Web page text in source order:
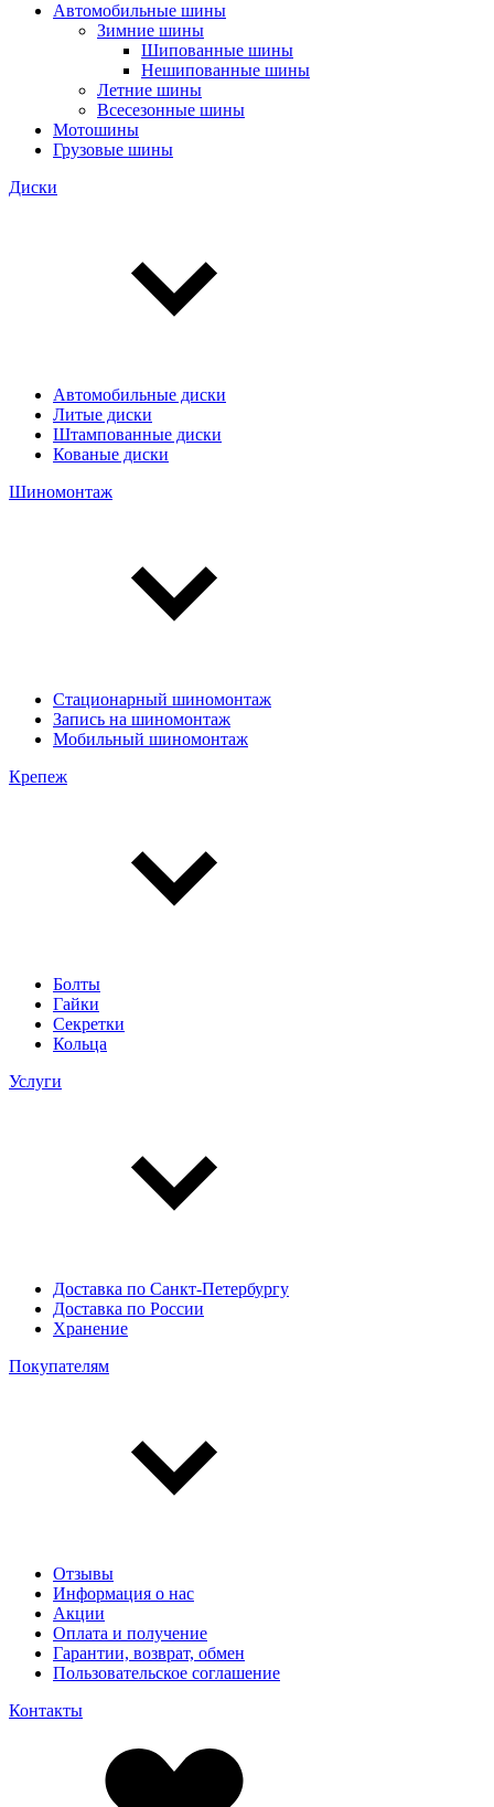
Автомобильные шины
Зимние шины
Шипованные шины
Нешипованные шины
Летние шины
Всесезонные шины
Мотошины
Грузовые шины
Диски
Автомобильные диски
Литые диски
Штампованные диски
Кованые диски
Шиномонтаж
Стационарный шиномонтаж
Запись на шиномонтаж
Мобильный шиномонтаж
Крепеж
Болты
Гайки
Секретки
Кольца
Услуги
Доставка по Санкт-Петербургу
Доставка по России
Хранение
Покупателям
Отзывы
Информация о нас
Акции
Оплата и получение
Гарантии, возврат, обмен
Пользовательское соглашение
Контакты